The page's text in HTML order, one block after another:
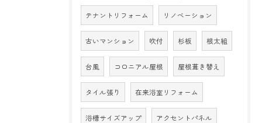
テナントリフォーム リノベーション
古いマンション 吹付 杉板 根太組
台風 コロニアル屋根 屋根葺き替え
タイル張り 在来浴室リフォーム
浴槽サイズアップ アクセントパネル